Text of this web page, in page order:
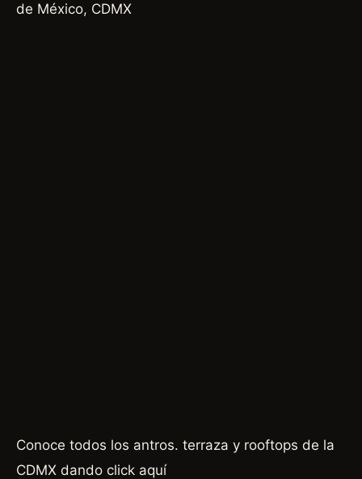
de México, CDMX
Conoce todos los antros. terraza y rooftops de la
CDMX dando click aquí